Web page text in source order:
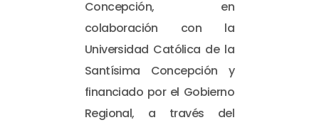
Concepción, en
colaboración con la
Universidad Católica de la
Santísima Concepción y
financiado por el Gobierno
Regional, a través del